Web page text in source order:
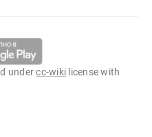
undercc-wiki license with